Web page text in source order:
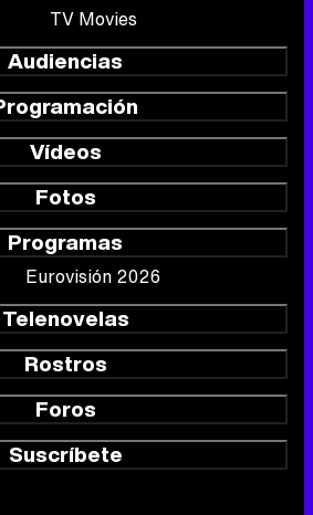
TV Movies
Audiencias
Vídeos
Fotos
Programas
Eurovisión 2026
Telenovelas
Rostros
Foros
Suscríbete